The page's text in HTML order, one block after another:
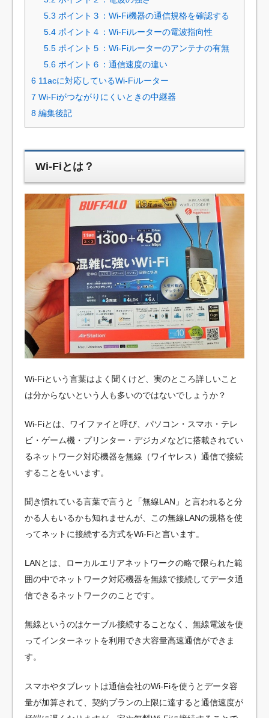
5.3 ポイント３：Wi-Fi機器の通信規格を確認する
5.4 ポイント４：Wi-Fiルーターの電波指向性
5.5 ポイント５：Wi-Fiルーターのアンテナの有無
5.6 ポイント６：通信速度の違い
6 11acに対応しているWi-Fiルーター
7 Wi-Fiがつながりにくいときの中継器
8 編集後記
Wi-Fiとは？
Wi-Fiという言葉はよく聞くけど、実のところ詳しいこと
は分からないという人も多いのではないでしょうか？
Wi-Fiとは、ワイファイと呼び、パソコン・スマホ・テレ
ビ・ゲーム機・プリンター・デジカメなどに搭載されてい
るネットワーク対応機器を無線（ワイヤレス）通信で接続
することをいいます。
聞き慣れている言葉で言うと「無線LAN」と言われると分
かる人もいるかも知れませんが、この無線LANの規格を使
ってネットに接続する方式をWi-Fiと言います。
LANとは、ローカルエリアネットワークの略で限られた範
囲の中でネットワーク対応機器を無線で接続してデータ通
信できるネットワークのことです。
無線というのはケーブル接続することなく、無線電波を使
ってインターネットを利用でき大容量高速通信ができま
す。
スマホやタブレットは通信会社のWi-Fiを使うとデータ容
量が加算されて、契約プランの上限に達すると通信速度が